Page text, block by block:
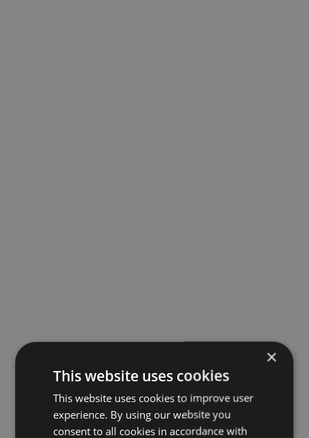
×
This website uses cookies
This website uses cookies to improve user
experience. By using our website you
consent to all cookies in accordance with